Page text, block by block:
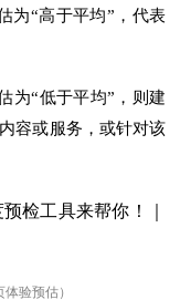
为“高于平均”，代表
为“低于平均”，则建
容或服务，或针对该
验预估）